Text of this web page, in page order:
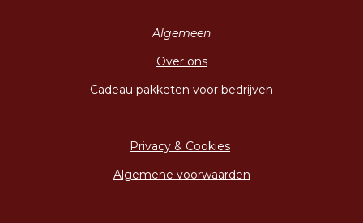
Algemeen
Over ons
Cadeau pakketen voor bedrijven
Privacy & Cookies
Algemene voorwaarden